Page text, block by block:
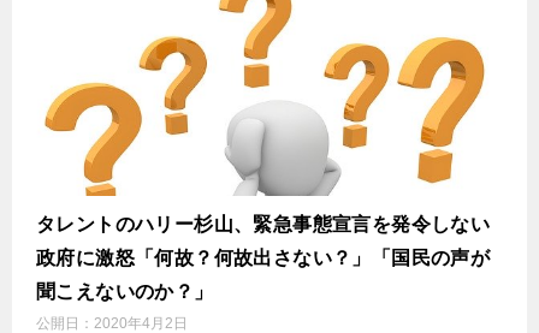
タレントのハリー杉山、緊急事態宣言を発令しない
政府に激怒「何故？何故出さない？」「国民の声が
聞こえないのか？」
公開日： 2020年4月2日